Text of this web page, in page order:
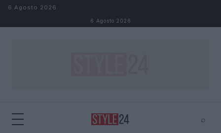
Salta al contenuto
6 Agosto 2026
6 Agosto 2026
⌕